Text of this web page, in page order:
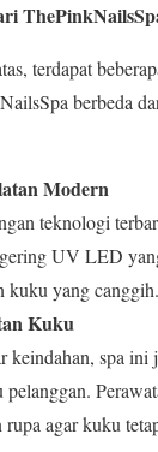
terdapat
berbeda
Modern
teknologi
UV LED
kuku yang canggih.
Kuku
keindahan, spa ini
pelanggan.
agar kuku